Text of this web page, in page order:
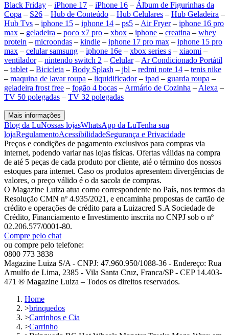
Black Friday – iPhone 17 – iPhone 16 – Álbum de Figurinhas da
Copa – S26 – Hub de Conteúdo – Hub Celulares – Hub Geladeira –
Hub Tvs – iphone 15 – iphone 14 – ps5 – Air Fryer– iphone 16 pro
max – geladeira – poco x7 pro – xbox – iphone – creatina – whey
protein – microondas – kindle – iphone 17 pro max – iphone 15 pro
max – celular samsung – iphone 16e – xbox series s – xiaomi –
ventilador– nintendo switch 2 – Celular– Ar Condicionado Portátil
– tablet – Bicicleta – Body Splash – jbl – redmi note 14 – tenis nike
– maquina de lavar roupa – liquidificador– ipad – guarda roupa –
geladeira frost free – fogão 4 bocas – Armário de Cozinha – Alexa –
TV 50 polegadas – TV 32 polegadas
Mais informações
Blog da LuNossas lojasWhatsApp da LuTenha sua
lojaRegulamentoAcessibilidadeSegurança e Privacidade
Preços e condições de pagamento exclusivos para compras via
internet, podendo variar nas lojas físicas. Ofertas válidas na compra
de até 5 peças de cada produto por cliente, até o término dos nossos
estoques para internet. Caso os produtos apresentem divergências de
valores, o preço válido é o da sacola de compras.
O Magazine Luiza atua como correspondente no País, nos termos da
Resolução CMN nº 4.935/2021, e encaminha propostas de cartão de
crédito e operações de crédito para a Luizacred S.A Sociedade de
Crédito, Financiamento e Investimento inscrita no CNPJ sob o nº
02.206.577/0001-80.
Compre pelo chat
ou compre pelo telefone:
0800 773 3838
Magazine Luiza S/A - CNPJ: 47.960.950/1088-36 - Endereço: Rua
Arnulfo de Lima, 2385 - Vila Santa Cruz, Franca/SP - CEP 14.403-
471 ® Magazine Luiza – Todos os direitos reservados.
Home
>brinquedos
>Carrinhos e Cia
>Carrinho